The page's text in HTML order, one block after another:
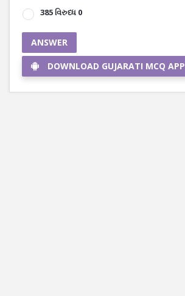
385 વિરુધ્ધ 0
ANSWER
DOWNLOAD GUJARATI MCQ APP